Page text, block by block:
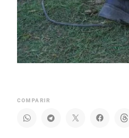
COMPARIR